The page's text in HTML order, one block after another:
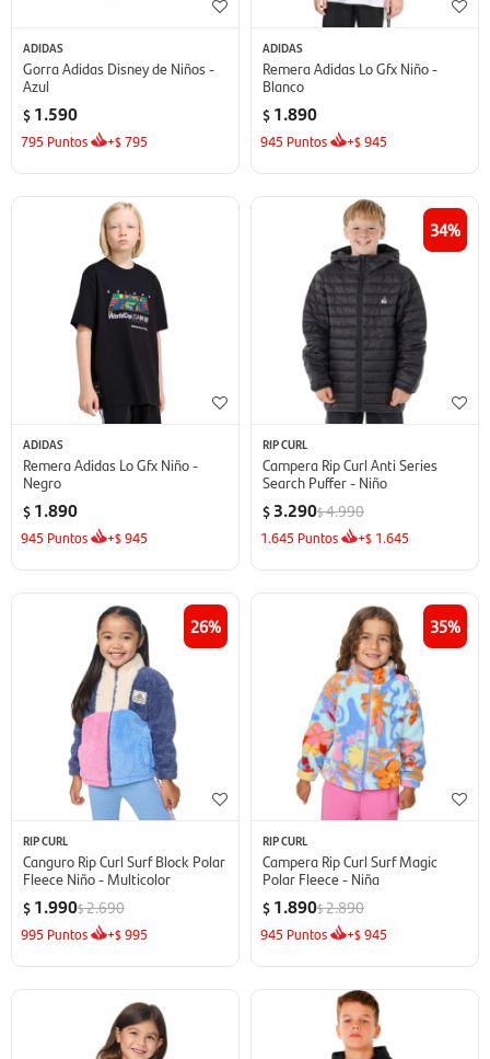
ADIDAS
Gorra Adidas Disney de Niños -
Azul
$ 1.590
795 Puntos +$795
ADIDAS
Remera Adidas Lo Gfx Niño -
Blanco
$ 1.890
945 Puntos +$945
ADIDAS
Remera Adidas Lo Gfx Niño -
Negro
$ 1.890
945 Puntos +$945
34
RIP CURL
Campera Rip Curl Anti Series
Search Puffer - Niño
$ 3.290$4.990
1.645 Puntos +$ 1.645
26
RIP CURL
Canguro Rip Curl Surf Block Polar
Fleece Niño - Multicolor
$ 1.990$2.690
995 Puntos +$995
35
RIP CURL
Campera Rip Curl Surf Magic
Polar Fleece - Niña
$ 1.890$2.890
945 Puntos +$945